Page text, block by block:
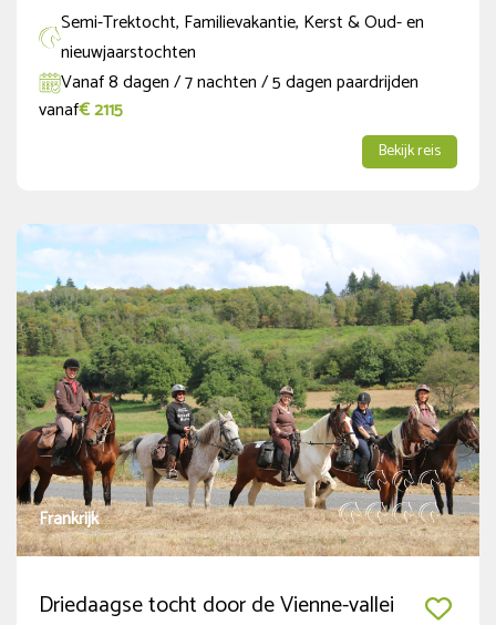
Semi-Trektocht, Familievakantie, Kerst & Oud- en
nieuwjaarstochten
Vanaf 8 dagen / 7 nachten / 5 dagen paardrijden
vanaf€ 2115
Bekijk reis
Frankrijk
Driedaagse tocht door de Vienne-vallei